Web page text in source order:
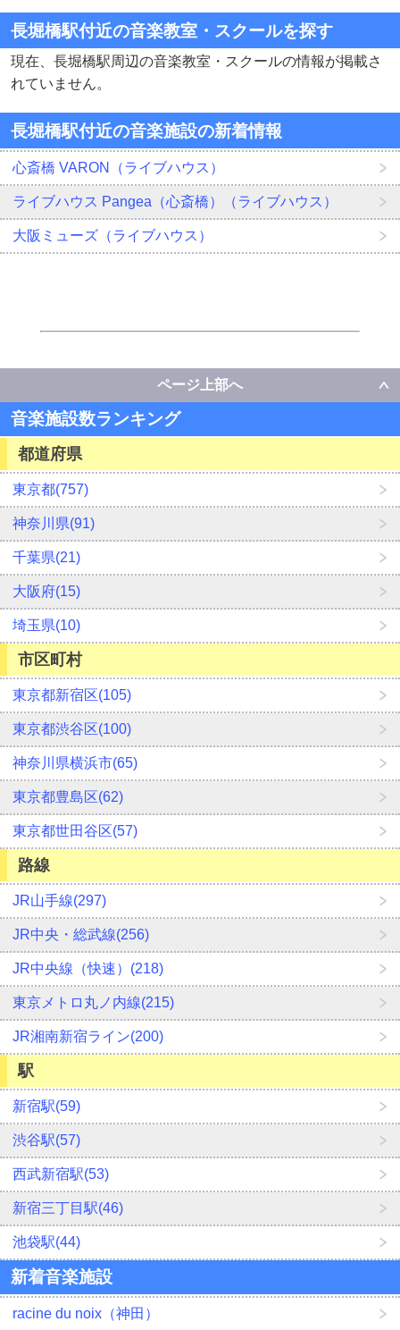
長堀橋駅付近の音楽教室・スクールを探す
現在、長堀橋駅周辺の音楽教室・スクールの情報が掲載さ
れていません。
長堀橋駅付近の音楽施設の新着情報
心斎橋 VARON（ライブハウス）
ライブハウス Pangea（心斎橋）（ライブハウス）
大阪ミューズ（ライブハウス）
ページ上部へ
音楽施設数ランキング
都道府県
東京都(757)
神奈川県(91)
千葉県(21)
大阪府(15)
埼玉県(10)
市区町村
東京都新宿区(105)
東京都渋谷区(100)
神奈川県横浜市(65)
東京都豊島区(62)
東京都世田谷区(57)
路線
JR山手線(297)
JR中央・総武線(256)
JR中央線（快速）(218)
東京メトロ丸ノ内線(215)
JR湘南新宿ライン(200)
駅
新宿駅(59)
渋谷駅(57)
西武新宿駅(53)
新宿三丁目駅(46)
池袋駅(44)
新着音楽施設
racine du noix（神田）